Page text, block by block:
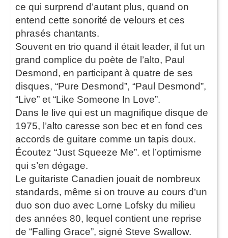
ce qui surprend d’autant plus, quand on
entend cette sonorité de velours et ces
phrasés chantants.
Souvent en trio quand il était leader, il fut un
grand complice du poète de l’alto, Paul
Desmond, en participant à quatre de ses
disques, “Pure Desmond”, “Paul Desmond”,
“Live” et “Like Someone In Love”.
Dans le live qui est un magnifique disque de
1975, l’alto caresse son bec et en fond ces
accords de guitare comme un tapis doux.
Écoutez “Just Squeeze Me”. et l’optimisme
qui s’en dégage.
Le guitariste Canadien jouait de nombreux
standards, même si on trouve au cours d’un
duo son duo avec Lorne Lofsky du milieu
des années 80, lequel contient une reprise
de “Falling Grace”, signé Steve Swallow.